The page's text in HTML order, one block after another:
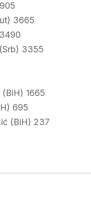
3665
3355
1665
695
(BiH) 237